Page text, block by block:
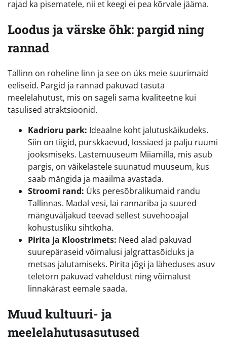
rajad ka pisematele, nii et keegi ei pea kõrvale jääma.
Loodus ja värske õhk: pargid ning
rannad
Tallinn on roheline linn ja see on üks meie suurimaid
eeliseid. Pargid ja rannad pakuvad tasuta
meelelahutust, mis on sageli sama kvaliteetne kui
tasulised atraktsioonid.
Kadrioru park: Ideaalne koht jalutuskäikudeks.
Siin on tiigid, purskkaevud, lossiaed ja palju ruumi
jooksmiseks. Lastemuuseum Miiamilla, mis asub
pargis, on väikelastele suunatud muuseum, kus
saab mängida ja maailma avastada.
Stroomi rand: Üks peresõbralikumaid randu
Tallinnas. Madal vesi, lai rannariba ja suured
mänguväljakud teevad sellest suvehooajal
kohustusliku sihtkoha.
Pirita ja Kloostrimets: Need alad pakuvad
suurepäraseid võimalusi jalgrattasõiduks ja
metsas jalutamiseks. Pirita jõgi ja läheduses asuv
teletorn pakuvad vaheldust ning võimalust
linnakärast eemale saada.
Muud kultuuri- ja
meelelahutusasutused